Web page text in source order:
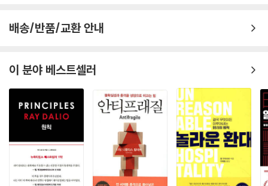
경험하게 한다.
--- p.276, 「노동과 사랑」 중에서
성심당이 따르는 ‘모두를 위한 경제(Economy of Communion, EoC)’
철학에서 영단어 ‘커뮤니언(communion)’은 ‘친교와 나눔’을 의미한다.
그 뿌리는 십자가 형벌을 앞둔 마지막 만찬에서 예수가 자신의 죽음을 기
억하라며 제자들과 함께 빵과 포도주를 나눈 예식에 있다. 예수가 자기 살
과 피를 나눠 제자들이 하나된 것처럼 기업도 자기 이윤만 추구할 게 아니
라 사회와 나누고 친교하며 하나가 돼야 한다는 경제 철학이 ‘모두를 위한
이 철학은 프란치스코 교황이 취임하면서 ‘프란치스코 경제(Economy o
f Francesco)’라는 이름으로 한 걸음 더 나아갔다. 프란치스코 경제는 현
배송/반품/교환 안내
이 분야 베스트셀러